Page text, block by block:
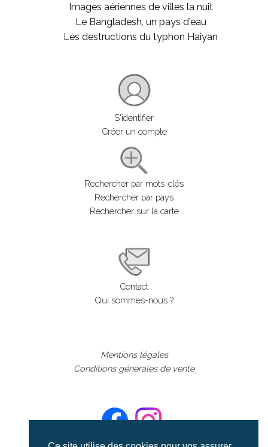
Images aériennes de villes la nuit
Le Bangladesh, un pays d'eau
Les destructions du typhon Haiyan
S'identifier
Créer un compte
Rechercher par mots-clés
Rechercher par pays
Rechercher sur la carte
Contact
Qui sommes-nous ?
Mentions légales
Conditions générales de vente